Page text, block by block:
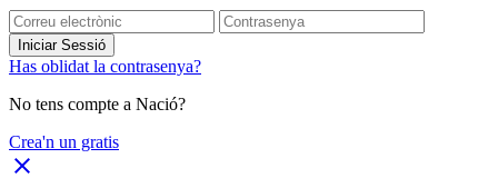
Iniciar Sessió
Has oblidat la contrasenya?
No tens compte a Nació?
Crea'n un gratis
close